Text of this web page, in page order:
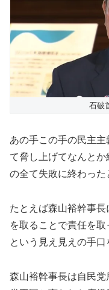
石破
あの手この手の民主
て脅し上げてなんと
の全て失敗に終わった
たとえば森山裕幹事
を取ることで責任を
という見え見えの手口
森山裕幹事長は自民